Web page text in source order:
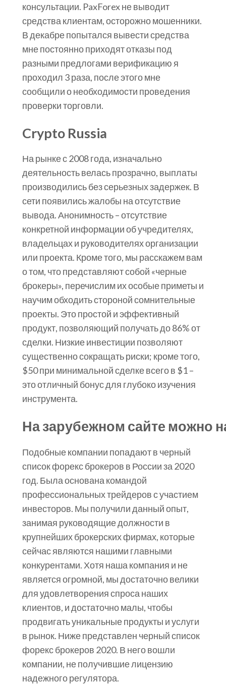
консультации. PaxForex не выводит
средства клиентам, осторожно мошенники.
В декабре попытался вывести средства
мне постоянно приходят отказы под
разными предлогами верификацию я
проходил 3 раза, после этого мне
сообщили о необходимости проведения
проверки торговли.
Crypto Russia
На рынке с 2008 года, изначально
деятельность велась прозрачно, выплаты
производились без серьезных задержек. В
сети появились жалобы на отсутствие
вывода. Анонимность – отсутствие
конкретной информации об учредителях,
владельцах и руководителях организации
или проекта. Кроме того, мы расскажем вам
о том, что представляют собой «черные
брокеры», перечислим их особые приметы и
научим обходить стороной сомнительные
проекты. Это простой и эффективный
продукт, позволяющий получать до 86% от
сделки. Низкие инвестиции позволяют
существенно сокращать риски; кроме того,
$50 при минимальной сделке всего в $1 –
это отличный бонус для глубоко изучения
инструмента.
На зарубежном сайте можно
Подобные компании попадают в черный
список форекс брокеров в России за 2020
год. Была основана командой
профессиональных трейдеров с участием
инвесторов. Мы получили данный опыт,
занимая руководящие должности в
крупнейших брокерских фирмах, которые
сейчас являются нашими главными
конкурентами. Хотя наша компания и не
является огромной, мы достаточно велики
для удовлетворения спроса наших
клиентов, и достаточно малы, чтобы
продвигать уникальные продукты и услуги
в рынок. Ниже представлен черный список
форекс брокеров 2020. В него вошли
компании, не получившие лицензию
надежного регулятора.